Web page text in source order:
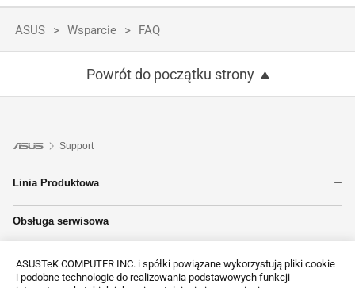
ASUSTeK COMPUTER INC. i spółki powiązane wykorzystują pliki cookie
i podobne technologie do realizowania podstawowych funkcji
ASUS Wsparcie FAQ
Powrót do początku strony
Support
Linia Produktowa
Notebooki
Monitory
Smartfony
Karty graficzne
Tower PCs
Obsługa serwisowa
Sprawdź Status Gwarancji
Zgłoszenie serwisowe
Sprawdź Status Naprawy
Wsparcie techniczne
Rejestracja produktu